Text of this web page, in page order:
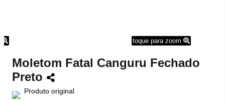
toque para zoom
Moletom Fatal Canguru Fechado
Preto
Produto original